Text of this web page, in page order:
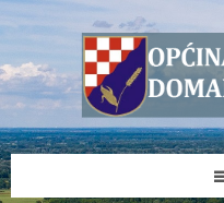
Skip
to
Skip
to
sidebar
Skip
to
sidebar
Skip
to